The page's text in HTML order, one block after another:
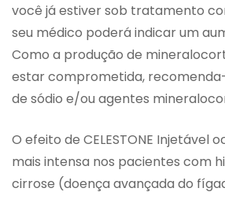
você já estiver sob tratamento
seu médico poderá indicar um
Como a produção de
estar comprometida,
de sódio e/ou agentes
O efeito de CELESTONE Injetável
mais intensa nos pacientes com
cirrose (doença avançada do